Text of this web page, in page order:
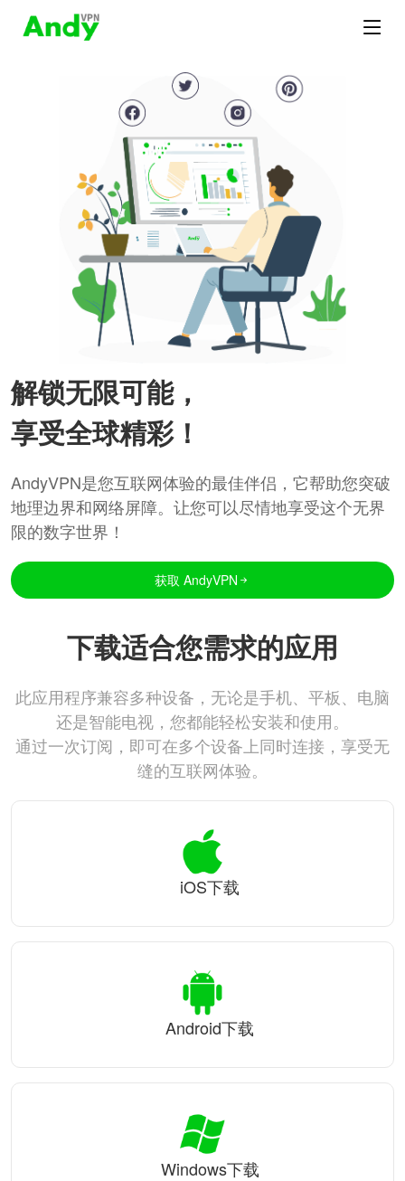
解锁无限可能，
享受全球精彩！
AndyVPN是您互联网体验的最佳伴侣，它帮助您突破
地理边界和网络屏障。让您可以尽情地享受这个无界
限的数字世界！
获取 AndyVPN
下载适合您需求的应用
此应用程序兼容多种设备，无论是手机、平板、电脑
还是智能电视，您都能轻松安装和使用。
通过一次订阅，即可在多个设备上同时连接，享受无
缝的互联网体验。
iOS下载
Android下载
Windows下载